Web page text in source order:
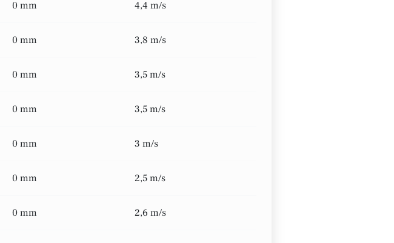
0 mm 4,4 m/s
0 mm 3,8 m/s
0 mm 3,5 m/s
0 mm 3,5 m/s
0 mm 3 m/s
0 mm 2,5 m/s
0 mm 2,6 m/s